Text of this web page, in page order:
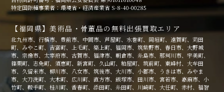
特定国際種事業者：環境省・経済産業省 S-8-40-00285
【福岡県】美術品・骨董品の無料出張買取エリア
北九州市、行橋市、豊前市、中間市、芦屋町、水巻町、岡垣町、遠賀町、苅田
町、みやこ町、吉富町、上毛町、築上町、福岡市、筑紫野市、春日市、大野城
市、宗像市、太宰府市、古賀市、福津市、朝倉市、糸島市、那珂川市、宇美町、
篠栗町、志免町、須恵町、新宮町、久山町、粕屋町、筑前町、東峰村、大牟田
市、久留米市、柳川市、八女市、筑後市、大川市、小郡市、うきは市、みやま
市、大刀洗町、大木町、広川町、直方市、飯塚市、田川市、宮若市、嘉麻市、小
竹町、鞍手町、桂川町、香春町、添田町、糸田町、川崎町、大任町、赤村、福智